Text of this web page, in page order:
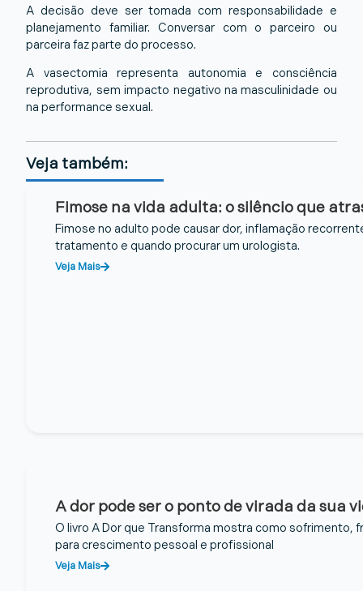
A decisão deve ser tomada com responsabilidade e
planejamento familiar. Conversar com o parceiro ou
parceira faz parte do processo.
A vasectomia representa autonomia e consciência
reprodutiva, sem impacto negativo na masculinidade ou
na performance sexual.
Veja também:
Fimose na vida adulta: o silêncio que
Fimose no adulto pode causar dor, inflamação
tratamento e quando procurar um urologista.
Veja Mais
A dor pode ser o ponto de virada da sua
O livro A Dor que Transforma mostra como
para crescimento pessoal e profissional
Veja Mais